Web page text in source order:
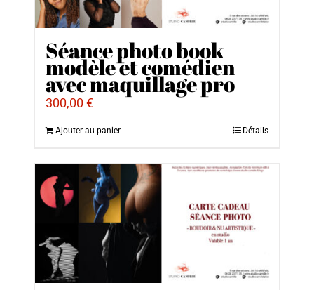
Séance photo book
modèle et comédien
avec maquillage pro
300,00€
Ajouter au panier Détails